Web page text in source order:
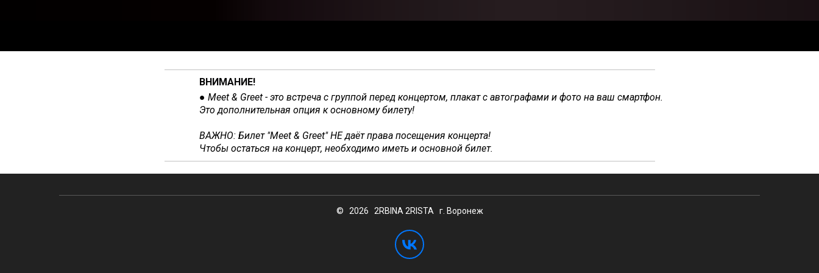
ВНИМАНИЕ!
● Meet & Greet - это встреча с группой перед концертом, плакат с автографами и фото на ваш смартфон.
Это дополнительная опция к основному билету!
ВАЖНО: Билет"Meet & Greet" НЕ даёт права посещения концерта!
Чтобы остаться на концерт, необходимо иметь и основной билет.
© 2026 2RBINA 2RISTA г. Воронеж